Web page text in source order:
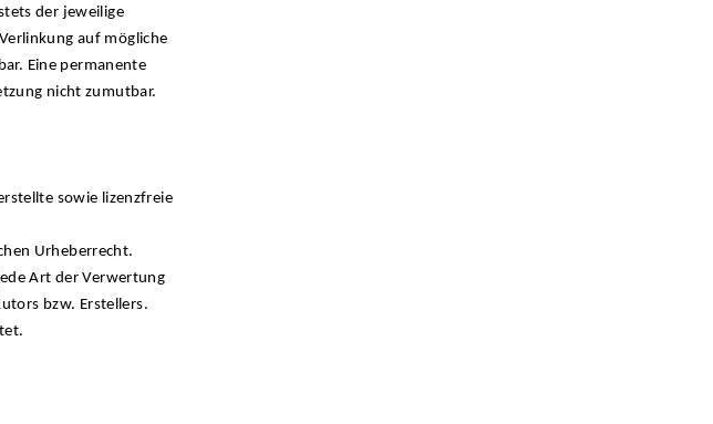
der jeweilige
auf mögliche
Eine permanente
nicht zumutbar.
sowie lizenzfreie
Urheberrecht.
Art der Verwertung
bzw. Erstellers.